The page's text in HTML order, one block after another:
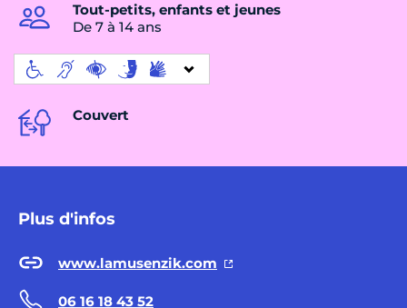
Tout-petits, enfants et jeunes
De 7 à 14 ans
Couvert
Plus d'infos
www.lamusenzik.com
06 16 18 43 52